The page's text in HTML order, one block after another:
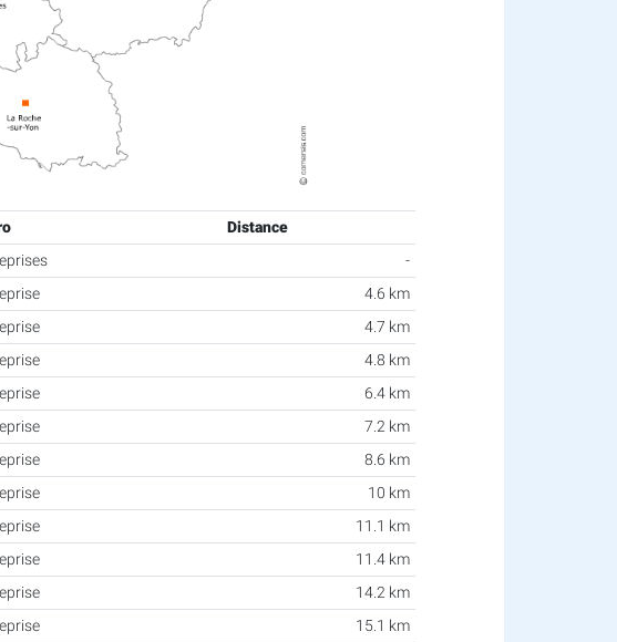
Distance
-
4.6 km
4.7 km
4.8 km
6.4 km
7.2 km
8.6 km
10 km
11.1 km
11.4 km
14.2 km
15.1 km